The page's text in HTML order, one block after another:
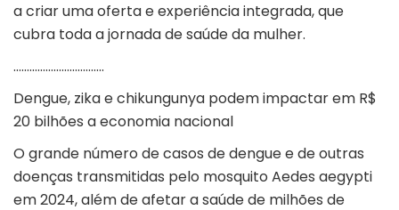
a criar uma oferta e experiência integrada, que
cubra toda a jornada de saúde da mulher.
…………………………….
Dengue, zika e chikungunya podem impactar em R$
20 bilhões a economia nacional
O grande número de casos dedenguee de outras
doenças transmitidas pelo mosquito Aedes aegypti
em 2024, além de afetar a saúde de milhões de